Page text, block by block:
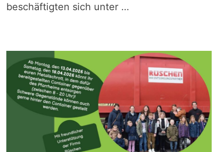
beschäftigten sich unter …